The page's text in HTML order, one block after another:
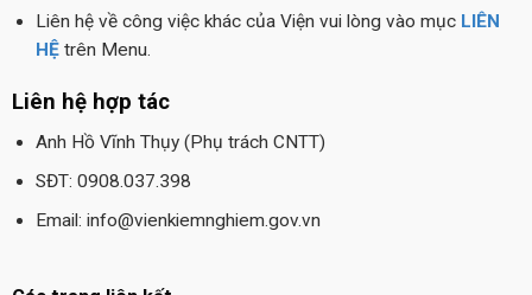
Liên hệ về công việc khác của Viện vui lòng vào mục LIÊN
HỆtrên Menu.
Liên hệ hợp tác
Anh Hồ Vĩnh Thụy (Phụ trách CNTT)
SĐT: 0908.037.398
Email: info@vienkiemnghiem.gov.vn